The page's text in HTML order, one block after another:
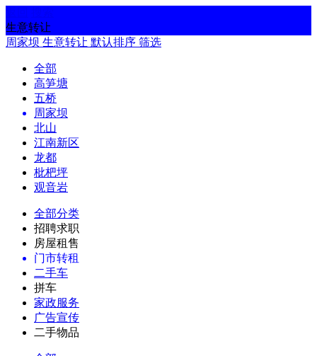
生意转让
周家坝 生意转让 默认排序 筛选
全部
高笋塘
五桥
周家坝
北山
江南新区
龙都
枇杷坪
观音岩
全部分类
招聘求职
房屋租售
门市转租
二手车
拼车
家政服务
广告宣传
二手物品